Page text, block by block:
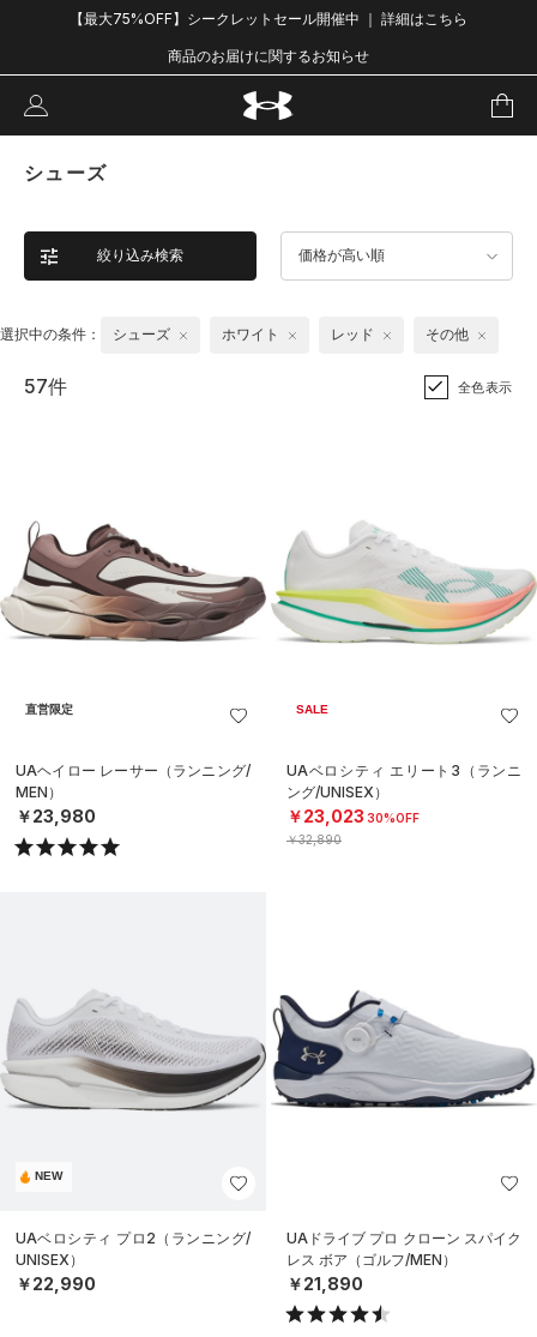
【最大75%OFF】シークレットセール開催中 ｜ 詳細はこちら
商品のお届けに関するお知らせ
シューズ
絞り込み検索 価格が高い順
選択中の条件： シューズ ホワイト レッド その他
57件 全色表示
直営限定
UAヘイロー レーサー（ランニング/
MEN）
￥23,980
SALE
UAベロシティ エリート3（ランニ
ング/UNISEX）
￥23,023 30%OFF
￥32,890
NEW
UAベロシティ プロ2（ランニング/
UNISEX）
￥22,990
UAドライブ プロ クローン スパイク
レス ボア（ゴルフ/MEN）
￥21,890